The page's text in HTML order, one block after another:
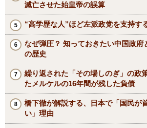
滅亡させた始皇帝の誤算
“高学歴な人”ほど左派政党を支持す
なぜ弾圧？ 知っておきたい中国政府
の歴史
繰り返された「その場しのぎ」の政
たメルケルの16年間が残した負債
橋下徹が解説する、日本で「国民が
い」理由